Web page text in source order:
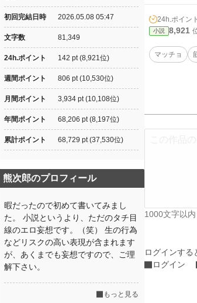
24h.ポイント
小説 8,921
マッチョ
1000文字以内
ログインする
ログイン
初回完結日時 2026.05.08 05:47
文字数 81,349
24h.ポイント 142 pt (8,921位)
週間ポイント 806 pt (10,530位)
月間ポイント 3,934 pt (10,108位)
年間ポイント 68,206 pt (8,197位)
累計ポイント 68,729 pt (37,530位)
熊次郎のプロフィール
暇だったので初めて書いてみまし
た。 小説というより、ただのタチ目
線のエロ妄想です。（笑） 生の行為
などリスクの高い表現が含まれます
が、あくまでも妄想ですので、ご理
解下さい。
もっと見る